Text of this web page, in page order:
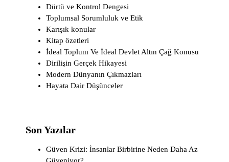
Dürtü ve Kontrol Dengesi
Toplumsal Sorumluluk ve Etik
Karışık konular
Kitap özetleri
İdeal Toplum Ve İdeal Devlet Altın Çağ Konusu
Dirilişin Gerçek Hikayesi
Modern Dünyanın Çıkmazları
Hayata Dair Düşünceler
Son Yazılar
Güven Krizi: İnsanlar Birbirine Neden Daha Az
Güveniyor?